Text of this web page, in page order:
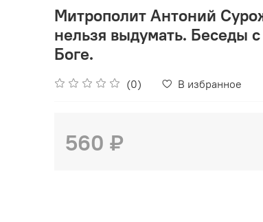
Митрополит Антоний
нельзя выдумать. Беседы
Боге.
(0) В избранное
560 ₽